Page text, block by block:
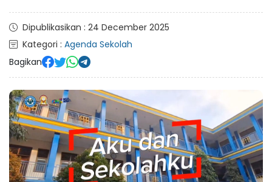
Dipublikasikan : 24 December 2025
Kategori : Agenda Sekolah
Bagikan